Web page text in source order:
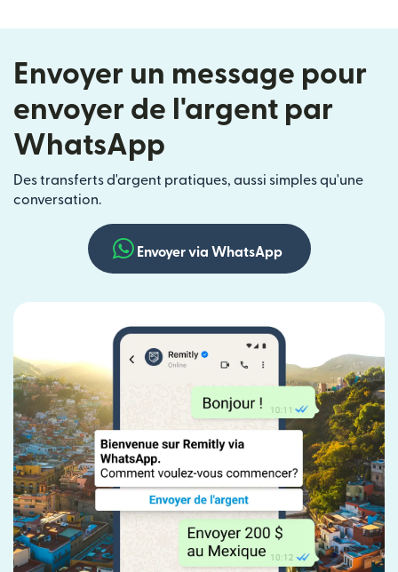
Envoyer un message pour
envoyer de l'argent par
WhatsApp
Des transferts d'argent pratiques, aussi simples qu'une
conversation.
Envoyer via WhatsApp